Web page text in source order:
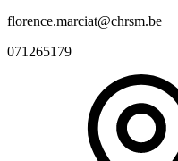
florence.marciat@chrsm.be
071265179